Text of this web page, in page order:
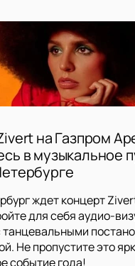
на Газпром
в музыкальное
ждет концерт
для себя аудио-
танцевальными
Не пропустите это
событие года!